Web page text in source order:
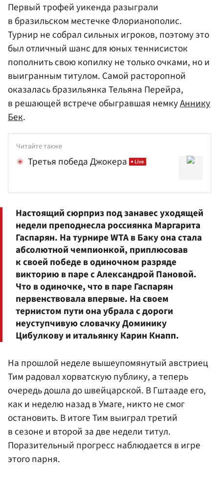
Первый трофей уикенда разыграли
в бразильском местечке Флорианополис.
Турнир не собрал сильных игроков, поэтому это
был отличный шанс для юных теннисисток
пополнить свою копилку не только очками, но и
выигранным титулом. Самой расторопной
оказалась бразильянка Тельяна Перейра,
в решающей встрече обыгравшая немкуАннику
Бек.
Читайте также
Третья победа Джокера
Настоящий сюрприз под занавес уходящей
недели преподнесла россиянка Маргарита
Гаспарян. На турнире WTA в Баку она стала
абсолютной чемпионкой, приплюсовав
к своей победе в одиночном разряде
викторию в паре сАлександрой Пановой.
Что в одиночке, что в паре Гаспарян
первенствовала впервые. На своем
тернистом пути она убрала с дороги
неуступчивую словачку Доминику
Цибулкову и итальянку Карин Кнапп.
На прошлой неделе вышеупомянутый австриец
Тим радовал хорватскую публику, а теперь
очередь дошла до швейцарской. В Гштааде его,
как и неделю назад в Умаге, никто не смог
остановить. В итоге Тим выиграл третий
в сезоне и второй за две недели титул.
Поразительный прогресс наблюдается в игре
этого парня.